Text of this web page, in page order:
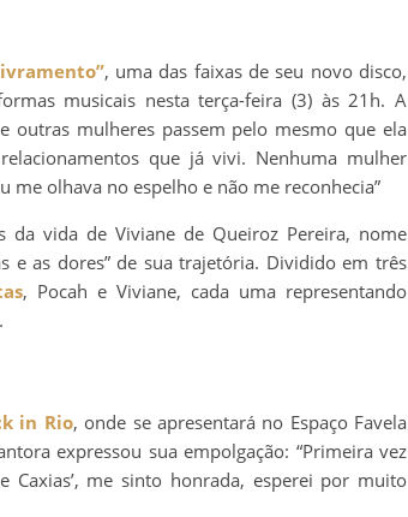
, uma das faixas de seu novo disco,
musicais nesta terça-feira (3) às 21h. A
outras mulheres passem pelo mesmo que ela
que já vivi. Nenhuma mulher
olhava no espelho e não me reconhecia”
da vida de Viviane de Queiroz Pereira, nome
e as dores” de sua trajetória. Dividido em três
, Pocah e Viviane, cada uma representando
in Rio, onde se apresentará no Espaço Favela
expressou sua empolgação: “Primeira vez
me sinto honrada, esperei por muito